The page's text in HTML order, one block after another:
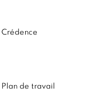
Crédence
Plan de travail